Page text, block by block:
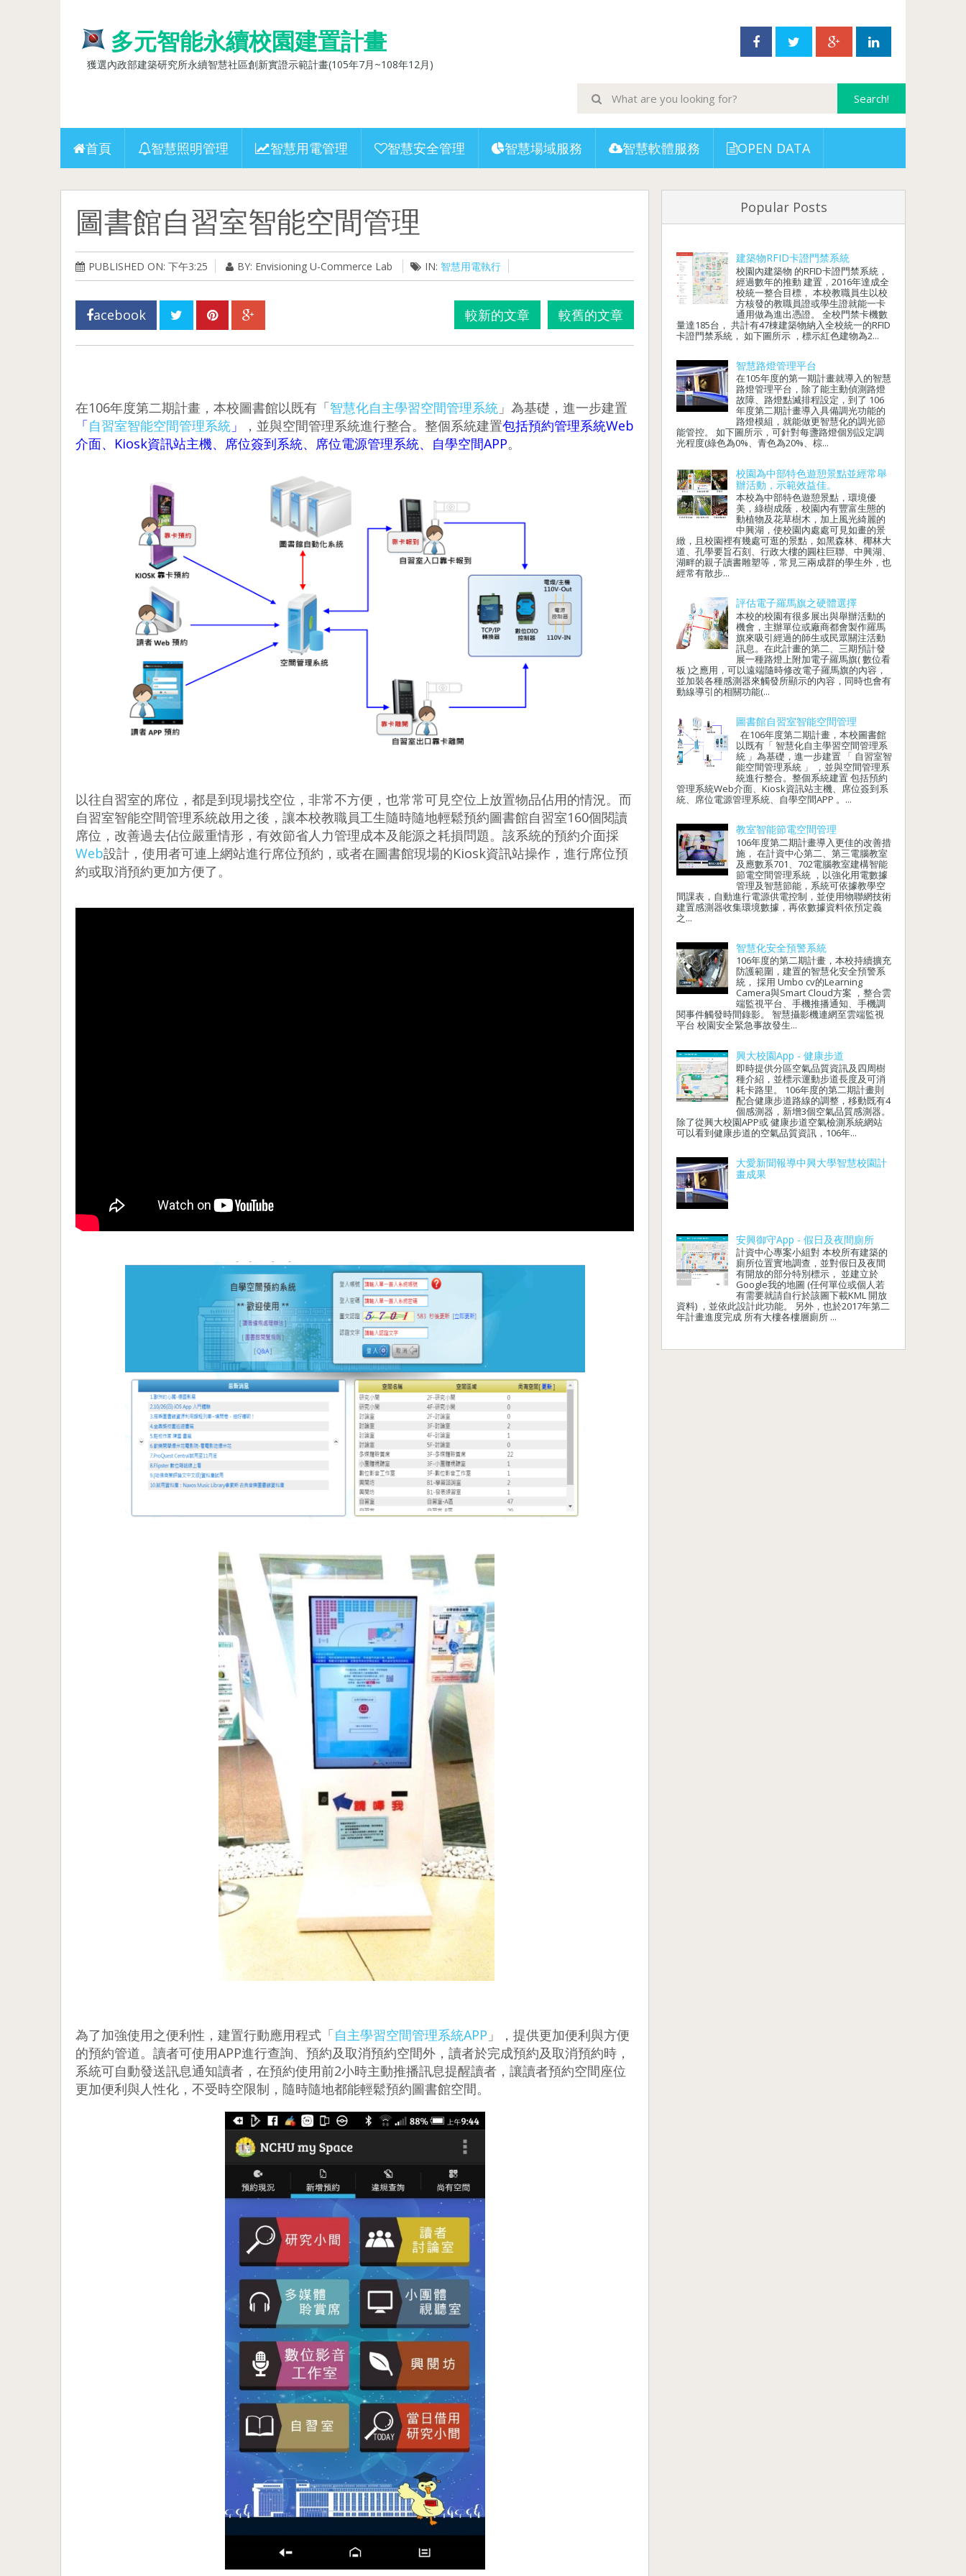
多元智能永續校園建置計畫
獲選內政部建築研究所永續智慧社區創新實證示範計畫(105年7月~108年12月)
首頁 智慧照明管理 智慧用電管理 智慧安全管理 智慧場域服務 智慧軟體服務 OPEN DATA
圖書館自習室智能空間管理
PUBLISHED ON: 下午3:25 BY: Envisioning U-Commerce Lab IN: 智慧用電執行
acebook 較新的文章 較舊的文章
在106年度第二期計畫，本校圖書館以既有「智慧化自主學習空間管理系統 」為基礎，進一步建置
「自習室智能空間管理系統 」 ，並與空間管理系統進行整合。整個系統建置包括預約管理系統Web
介面、Kiosk資訊站主機、席位簽到系統、席位電源管理系統、自學空間APP。
以往自習室的席位，都是到現場找空位，非常不方便，也常常可見空位上放置物品佔用的情況。而
自習室智能空間管理系統啟用之後，讓本校教職員工生隨時隨地輕鬆預約圖書館自習室160個閱讀
席位，改善過去佔位嚴重情形，有效節省人力管理成本及能源之耗損問題。該系統的預約介面採
Web設計，使用者可連上網站進行席位預約，或者在圖書館現場的Kiosk資訊站操作，進行席位預
約或取消預約更加方便了。
為了加強使用之便利性，建置行動應用程式「自主學習空間管理系統APP 」，提供更加便利與方便
的預約管道。讀者可使用APP進行查詢、預約及取消預約空間外，讀者於完成預約及取消預約時，
系統可自動發送訊息通知讀者，在預約使用前2小時主動推播訊息提醒讀者，讓讀者預約空間座位
更加便利與人性化，不受時空限制，隨時隨地都能輕鬆預約圖書館空間。
Popular Posts
建築物RFID卡證門禁系統
校園內建築物 的RFID卡證門禁系統，
經過數年的推動 建置，2016年達成全
校統一整合目標， 本校教職員生以校
方核發的教職員證或學生證就能一卡
通用做為進出憑證。 全校門禁卡機數
量達185台， 共計有47棟建築物納入全校統一的RFID
卡證門禁系統， 如下圖所示 ，標示紅色建物為2...
智慧路燈管理平台
在105年度的第一期計畫就導入的智慧
路燈管理平台，除了能主動偵測路燈
故障、路燈點滅排程設定，到了 106
年度第二期計畫導入具備調光功能的
路燈模組，就能做更智慧化的調光節
能管控。 如下圖所示，可針對每盞路燈個別設定調
光程度(綠色為0%、青色為20%、棕...
校園為中部特色遊憩景點並經常舉
辦活動，示範效益佳。
本校為中部特色遊憩景點，環境優
美，綠樹成蔭，校園內有豐富生態的
動植物及花草樹木，加上風光綺麗的
中興湖，使校園內處處可見如畫的景
緻，且校園裡有幾處可逛的景點，如黑森林、椰林大
道、孔學要旨石刻、行政大樓的圓柱巨聯、中興湖、
湖畔的親子讀書雕塑等，常見三兩成群的學生外，也
經常有散步...
評估電子羅馬旗之硬體選擇
本校的校園有很多展出與舉辦活動的
機會，主辦單位或廠商都會製作羅馬
旗來吸引經過的師生或民眾關注活動
訊息。在此計畫的第二、三期預計發
展一種路燈上附加電子羅馬旗( 數位看
板 )之應用，可以遠端隨時修改電子羅馬旗的內容，
並加裝各種感測器來觸發所顯示的內容，同時也會有
動線導引的相關功能(...
圖書館自習室智能空間管理
在106年度第二期計畫，本校圖書館
以既有「 智慧化自主學習空間管理系
統 」為基礎，進一步建置 「 自習室智
能空間管理系統 」 ，並與空間管理系
統進行整合。整個系統建置 包括預約
管理系統Web介面、Kiosk資訊站主機、席位簽到系
統、席位電源管理系統、自學空間APP 。...
教室智能節電空間管理
106年度第二期計畫導入更佳的改善措
施， 在計資中心第二、第三電腦教室
及應數系701、702電腦教室建構智能
節電空間管理系統 ，以強化用電數據
管理及智慧節能，系統可依據教學空
間課表，自動進行電源供電控制，並使用物聯網技術
建置感測器收集環境數據，再依數據資料依預定義
之...
智慧化安全預警系統
106年度的第二期計畫，本校持續擴充
防護範圍，建置的智慧化安全預警系
統， 採用 Umbo cv的Learning
Camera與Smart Cloud方案 ，整合雲
端監視平台、手機推播通知、手機調
閱事件觸發時間錄影。 智慧攝影機連網至雲端監視
平台 校園安全緊急事故發生...
興大校園App - 健康步道
即時提供分區空氣品質資訊及四周樹
種介紹，並標示運動步道長度及可消
耗卡路里。 106年度的第二期計畫則
配合健康步道路線的調整，移動既有4
個感測器，新增3個空氣品質感測器。
除了從興大校園APP或 健康步道空氣檢測系統網站
可以看到健康步道的空氣品質資訊，106年...
大愛新聞報導中興大學智慧校園計
畫成果
安興御守App - 假日及夜間廁所
計資中心專案小組對 本校所有建築的
廁所位置實地調查，並對假日及夜間
有開放的部分特別標示， 並建立於
Google我的地圖 (任何單位或個人若
有需要就請自行於該圖下載KML 開放
資料) ，並依此設計此功能。 另外，也於2017年第二
年計畫進度完成 所有大樓各樓層廁所 ...